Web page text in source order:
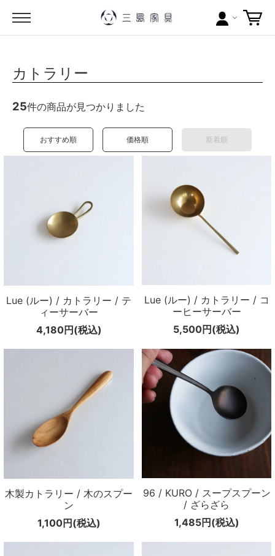
ブランドから探す
問い合わせ
当店について
ポイントについて
配送料について
メールマガジン
Instagram
カトラリー
25件の商品が見つかりました
おすすめ順 価格順 新着順
Lue (ルー) / カトラリー / テ
ィーサーバー
4,180円(税込)
Lue (ルー) / カトラリー / コ
ーヒーサーバー
5,500円(税込)
木製カトラリー / 木のスプー
ン
1,100円(税込)
96 / KURO / スープスプーン
/ ざらざら
1,485円(税込)